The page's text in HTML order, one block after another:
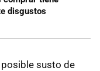
disgustos
posible susto de